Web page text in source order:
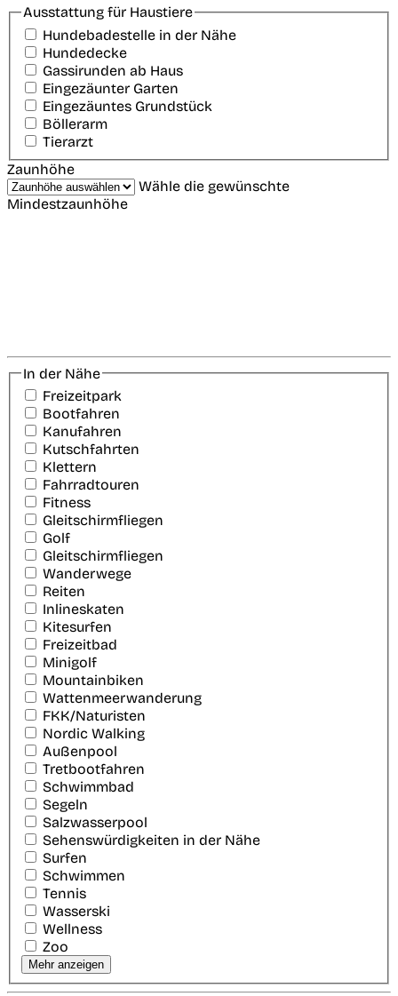
Ausstattung für Haustiere
Hundebadestelle in der Nähe
Hundedecke
Gassirunden ab Haus
Eingezäunter Garten
Eingezäuntes Grundstück
Böllerarm
Tierarzt
Zaunhöhe
Wähle die gewünschte
Mindestzaunhöhe
In der Nähe
Freizeitpark
Bootfahren
Kanufahren
Kutschfahrten
Klettern
Fahrradtouren
Fitness
Gleitschirmfliegen
Golf
Gleitschirmfliegen
Wanderwege
Reiten
Inlineskaten
Kitesurfen
Freizeitbad
Minigolf
Mountainbiken
Wattenmeerwanderung
FKK/Naturisten
Nordic Walking
Außenpool
Tretbootfahren
Schwimmbad
Segeln
Salzwasserpool
Sehenswürdigkeiten in der Nähe
Surfen
Schwimmen
Tennis
Wasserski
Wellness
Zoo
Mehr anzeigen